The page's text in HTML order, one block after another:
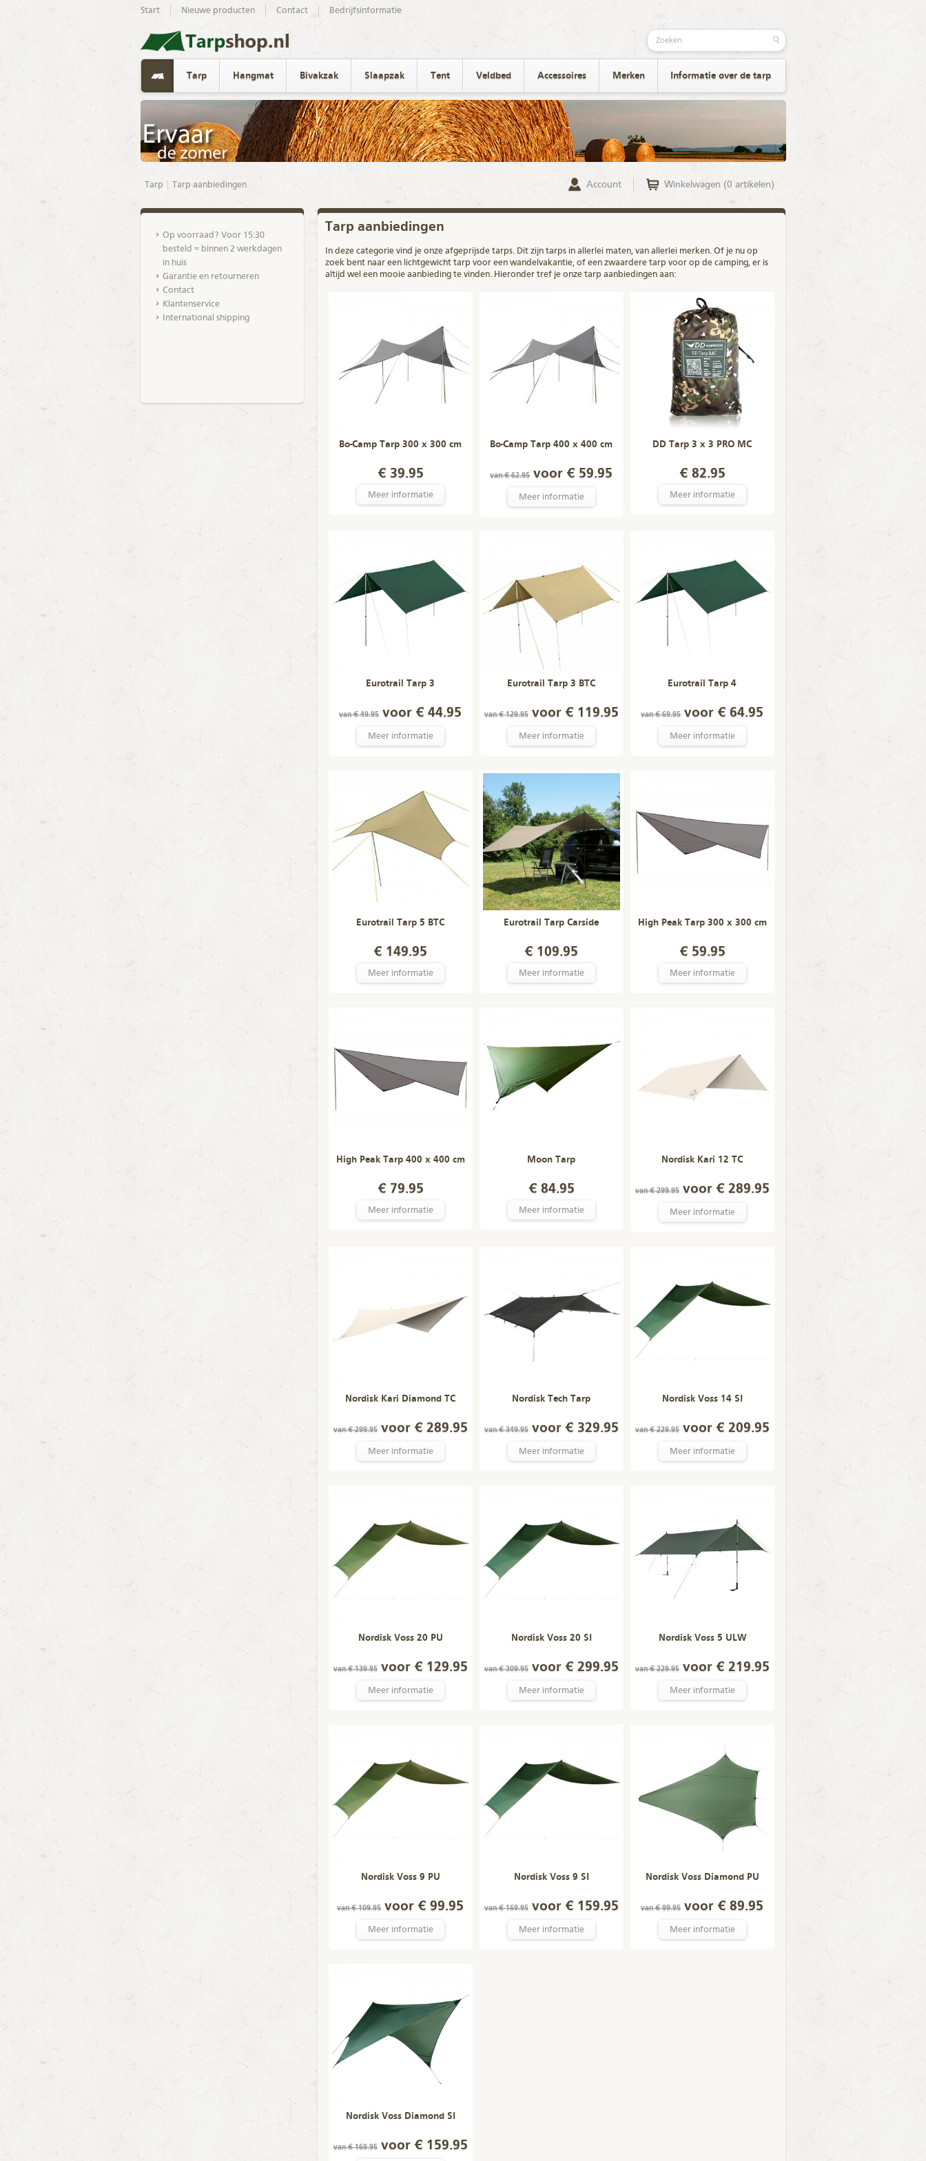
Start Nieuwe producten Contact Bedrijfsinformatie
Tarp Hangmat Bivakzak Slaapzak Tent Veldbed Accessoires Merken Informatie over de tarp
Tarp Tarp aanbiedingen Account Winkelwagen (0 artikelen)
Op voorraad? Voor 15:30
besteld = binnen 2 werkdagen
in huis
Garantie en retourneren
Contact
Klantenservice
International shipping
Tarp aanbiedingen
In deze categorie vind je onze afgeprijsde tarps. Dit zijn tarpsin allerlei maten, van allerlei merken. Of je nu op
zoek bent naar een lichtgewicht tarp voor een wandelvakantie, of een zwaardere tarp voor op de camping, er is
altijd wel een mooie aanbieding te vinden. Hieronder tref je onze tarp aanbiedingen aan:
Bo-Camp Tarp 300 x 300 cm
€ 39.95
Meer informatie
Bo-Camp Tarp 400 x 400 cm
van € 62.95 voor € 59.95
Meer informatie
DD Tarp 3 x 3 PRO MC
€ 82.95
Meer informatie
Eurotrail Tarp 3
van € 49.95 voor € 44.95
Meer informatie
Eurotrail Tarp 3 BTC
van € 129.95voor € 119.95
Meer informatie
Eurotrail Tarp 4
van € 69.95 voor € 64.95
Meer informatie
Eurotrail Tarp 5 BTC
€ 149.95
Meer informatie
Eurotrail Tarp Carside
€ 109.95
Meer informatie
High Peak Tarp 300 x 300 cm
€ 59.95
Meer informatie
High Peak Tarp 400 x 400 cm
€ 79.95
Meer informatie
Moon Tarp
€ 84.95
Meer informatie
Nordisk Kari 12 TC
van € 299.95voor € 289.95
Meer informatie
Nordisk Kari Diamond TC
van € 299.95voor € 289.95
Meer informatie
Nordisk Tech Tarp
van € 349.95voor € 329.95
Meer informatie
Nordisk Voss 14 SI
van € 229.95voor € 209.95
Meer informatie
Nordisk Voss 20 PU
van € 139.95voor € 129.95
Meer informatie
Nordisk Voss 20 SI
van € 309.95voor € 299.95
Meer informatie
Nordisk Voss 5 ULW
van € 229.95voor € 219.95
Meer informatie
Nordisk Voss 9 PU
van € 109.95 voor € 99.95
Meer informatie
Nordisk Voss 9 SI
van € 169.95voor € 159.95
Meer informatie
Nordisk Voss Diamond PU
van € 99.95 voor € 89.95
Meer informatie
Nordisk Voss Diamond SI
van € 169.95voor € 159.95